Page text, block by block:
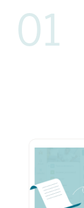
01